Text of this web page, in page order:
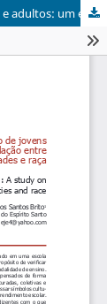
Rapazes negros e pobres na educação de jovens e adultos: um estudo sobre a relação entre masculinidades e raça